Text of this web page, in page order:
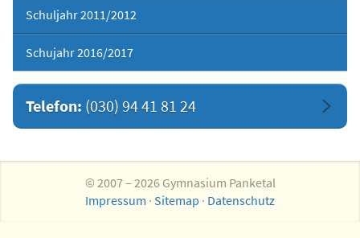
Schuljahr 2011/2012
Schujahr 2016/2017
Telefon: (030) 94 41 81 24
© 2007 – 2026 Gymnasium Panketal
Impressum · Sitemap · Datenschutz